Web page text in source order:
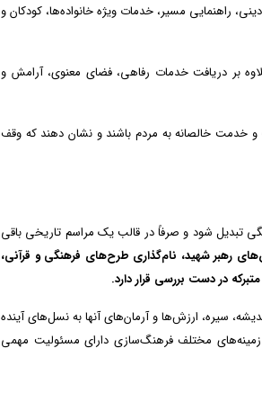
راهنمایی مسیر، خدمات ویژه خانواده‌ها، کودکان و
بر دریافت خدمات رفاهی، فضای معنوی، آرامش و
و خدمت خالصانه به مردم باشند و نشان دهند که وقف
تبدیل شود و صرفاً در قالب یک مراسم تاریخی باقی
رهبر شهید، نام‌گذاری طرح‌های فرهنگی و قرآنی،
در دست بررسی قرار دارد.
سیره، ارزش‌ها و آرمان‌های آنها به نسل‌های آینده
زمینه‌های مختلف فرهنگ‌سازی دارای مسئولیت مهمی